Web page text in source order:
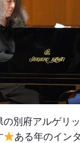
の別府アルゲリ
ある年のイン